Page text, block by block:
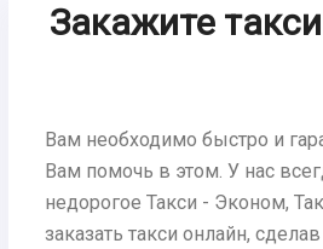
Закажите
Вам необходимо быстро и
Вам помочь в этом. У нас
недорогое Такси - Эконом,
заказать такси онлайн,